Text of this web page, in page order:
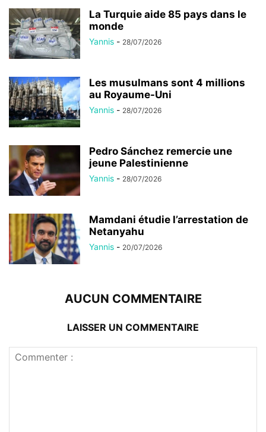
La Turquie aide 85 pays dans le
monde
Yannis - 28/07/2026
Les musulmans sont 4 millions
au Royaume-Uni
Yannis - 28/07/2026
Pedro Sánchez remercie une
jeune Palestinienne
Yannis - 28/07/2026
Mamdani étudie l’arrestation de
Netanyahu
Yannis - 20/07/2026
AUCUN COMMENTAIRE
LAISSER UN COMMENTAIRE